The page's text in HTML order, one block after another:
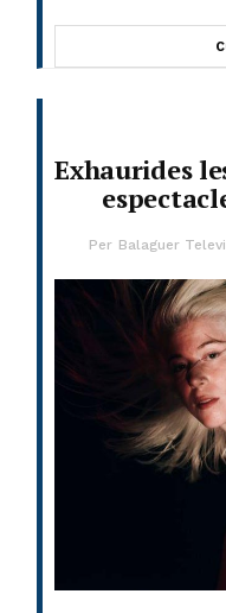
Exhaurides
Per Balaguer